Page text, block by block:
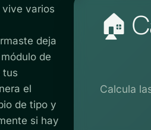
vive varios
deja
de
tus
el
de tipo y
si hay
🏠
Calcula